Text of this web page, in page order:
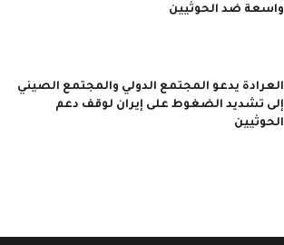
واسعة ضد الحوثيين
العرادة يدعو المجتمع الدولي والمجتمع الصيني
إلى تشديد الضغوط على إيران لوقف دعم
الحوثيين